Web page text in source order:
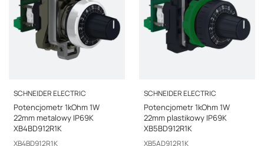
PRODUCENT
SCHNEIDER ELECTRIC
Potencjometr 1kOhm 1W
22mm metalowy IP69K
XB4BD912R1K
Kod producenta
XB4BD912R1K
PRODUCENT
SCHNEIDER ELECTRIC
Potencjometr 1kOhm 1W
22mm plastikowy IP69K
XB5BD912R1K
Kod producenta
XB5AD912R1K